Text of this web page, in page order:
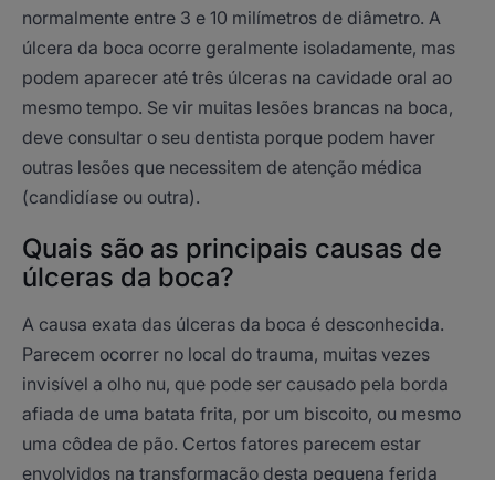
normalmente entre 3 e 10 milímetros de diâmetro. A
úlcera da boca ocorre geralmente isoladamente, mas
podem aparecer até três úlceras na cavidade oral ao
mesmo tempo. Se vir muitas lesões brancas na boca,
deve consultar o seu dentista porque podem haver
outras lesões que necessitem de atenção médica
(candidíase ou outra).
Quais são as principais causas de
úlceras da boca?
A causa exata das úlceras da boca é desconhecida.
Parecem ocorrer no local do trauma, muitas vezes
invisível a olho nu, que pode ser causado pela borda
afiada de uma batata frita, por um biscoito, ou mesmo
uma côdea de pão. Certos fatores parecem estar
envolvidos na transformação desta pequena ferida